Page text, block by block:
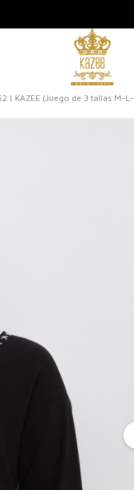
| KAZEE (Juego de 3 tallas M-L-